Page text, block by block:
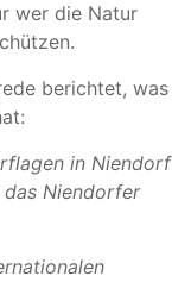
wer die Natur
berichtet, was
in Niendorf
das Niendorfer